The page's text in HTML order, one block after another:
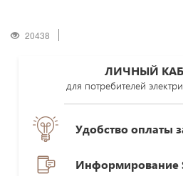
20438
ЛИЧНЫЙ
для потребителей
Удобство оплаты
Информирование